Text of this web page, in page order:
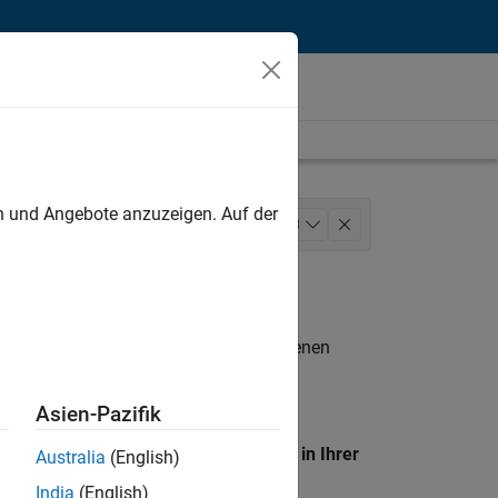
Communications 3
. Wenn Sie noch immer keine offenen
unseres
Standort, um alle Stellenangebote in Ihrer
Angebote anzuzeigen. Auf der
Asien-Pazifik
Australia (English)
India (English)